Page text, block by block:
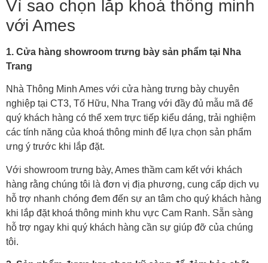
Vì sao chọn lắp khoá thông minh
với Ames
1. Cửa hàng showroom trưng bày sản phẩm tại Nha
Trang
Nhà Thông Minh Ames với cửa hàng trưng bày chuyên
nghiệp tại CT3, Tố Hữu, Nha Trang với đầy đủ mẫu mã để
quý khách hàng có thể xem trực tiếp kiểu dáng, trải nghiệm
các tính năng của khoá thông minh để lựa chọn sản phẩm
ưng ý trước khi lắp đặt.
Với showroom trưng bày, Ames thầm cam kết với khách
hàng rằng chúng tôi là đơn vị địa phương, cung cấp dịch vụ
hỗ trợ nhanh chóng đem đến sự an tâm cho quý khách hàng
khi lắp đặt khoá thông minh khu vực Cam Ranh. Sẵn sàng
hỗ trợ ngay khi quý khách hàng cần sự giúp đỡ của chúng
tôi.